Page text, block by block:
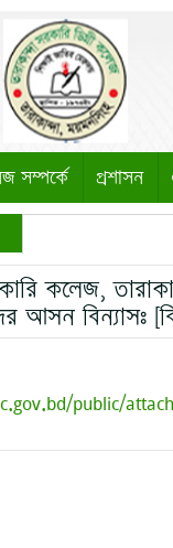
সম্পর্কে প্রশাসন
কলেজ,
আসন বিন্যাসঃ
public/